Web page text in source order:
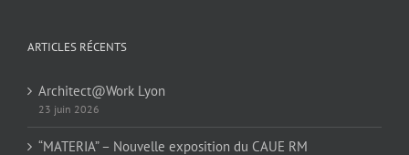
ARTICLES RÉCENTS
Architect@Work Lyon
23 juin 2026
“MATERIA” – Nouvelle exposition du CAUE RM